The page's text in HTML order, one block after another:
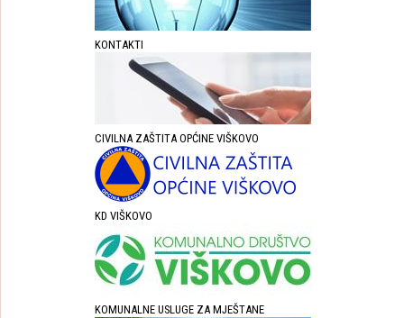
KONTAKTI
CIVILNA ZAŠTITA OPĆINE VIŠKOVO
KD VIŠKOVO
KOMUNALNE USLUGE ZA MJEŠTANE